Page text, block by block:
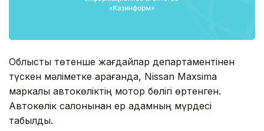
Облыстық төтенше жағдайлар департаментінен
түскен мәліметке қарағанда, Nissan Maxsima
маркалы автокөліктің мотор бөлігі өртенген.
Автокөлік салонынан ер адамның мүрдесі
табылды.